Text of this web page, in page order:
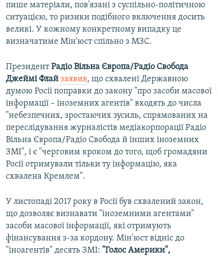
пише матеріали, пов'язані з суспільно-політичною
ситуацією, то ризики подібного включення досить
великі. У кожному конкретному випадку це
визначатиме Мін'юст спільно з МЗС.
ПрезидентРадіо Вільна Європа/Радіо Свобода
Джеймі Флай заявив, що схвалені Державною
думою Росії поправки до закону "про засоби масової
інформації – іноземних агентів" входять до числа
"небезпечних, зростаючих зусиль, спрямованих на
переслідування журналістів медіакорпорації Радіо
Вільна Європа/Радіо Свобода й інших іноземних
ЗМІ", і є "черговим кроком до того, щоб громадяни
Росії отримували тільки ту інформацію, яка
схвалена Кремлем".
У листопаді 2017 року в Росії був схвалений закон,
що дозволяє визнавати "іноземними агентами"
засоби масової інформації, які отримують
фінансування з-за кордону. Мін'юст відніс до
"іноагентів" десять ЗМІ: "Голос Америки",